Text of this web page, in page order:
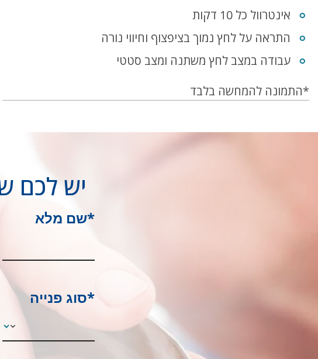
אינטרוול כל 10 דקות
התראה על לחץ נמוך בציפצוף וחיווי נורה
עבודה במצב לחץ משתנה ומצב סטטי
*התמונה להמחשה בלבד
יש לכם
*שם מלא
*סוג פנייה